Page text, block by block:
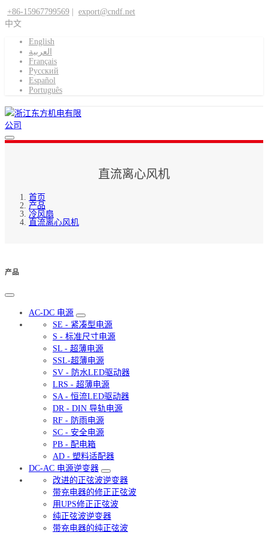
+86-15967799569
export@cndf.net
中文
English
العربية
Français
Pусский
Español
Português
直流离心风机
首页
产品
冷风扇
直流离心风机
产品
AC-DC 电源
SE - 紧凑型电源
S - 标准尺寸电源
SL - 超薄电源
SSL-超薄电源
SV - 防水LED驱动器
LRS - 超薄电源
SA - 恒流LED驱动器
DR - DIN 导轨电源
RF - 防雨电源
SC - 安全电源
PB - 配电箱
AD - 塑料适配器
DC-AC 电源逆变器
改进的正弦波逆变器
带充电器的修正正弦波
用UPS修正正弦波
纯正弦波逆变器
带充电器的纯正弦波